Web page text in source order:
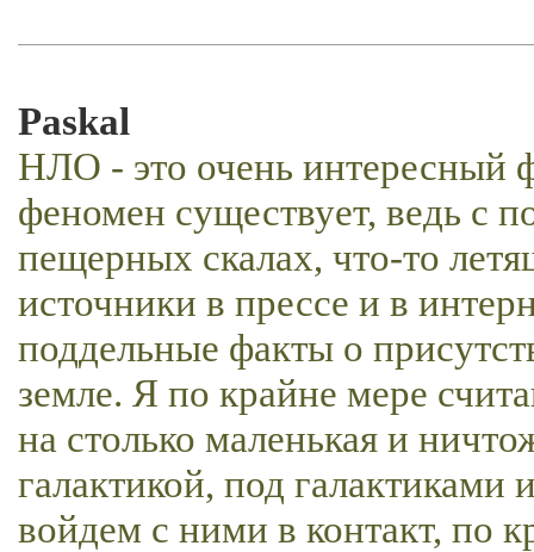
Paskal
НЛО - это очень интересный
феномен существует, ведь с
пещерных скалах, что-то
источники в прессе и в
поддельные факты о
земле. Я по крайне мере
на столько маленькая и
галактикой, под галактиками
войдем с ними в контакт, по